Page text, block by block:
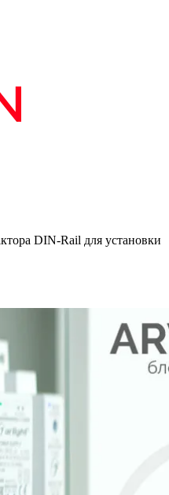
DIN-Rail для установки